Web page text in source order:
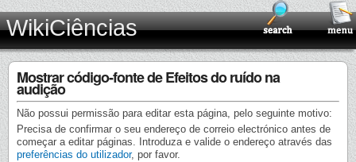
WikiCiências
Mostrar código-fonte de Efeitos do ruído na
audição
Não possui permissão para editar esta página, pelo seguinte motivo:
Precisa de confirmar o seu endereço de correio electrónico antes de
começar a editar páginas. Introduza e valide o endereço através das
preferências do utilizador, por favor.